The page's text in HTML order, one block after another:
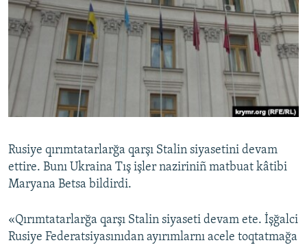
SÜRET
BLOGLAR
FİKİR
Русский
Українською
QOŞULIÑIZ!
RFE/RS bütün saytları
Rusiye qırımtatarlarğa qarşı Stalin siyasetini devam
ettire. Bunı Ukraina Tış işler naziriniñ matbuat kâtibi
Maryana Betsa bildirdi.
«Qırımtatarlarğa qarşı Stalin siyaseti devam ete. İşğalci
Rusiye Federatsiyasınıdan ayırımlarnı acele toqtatmağa